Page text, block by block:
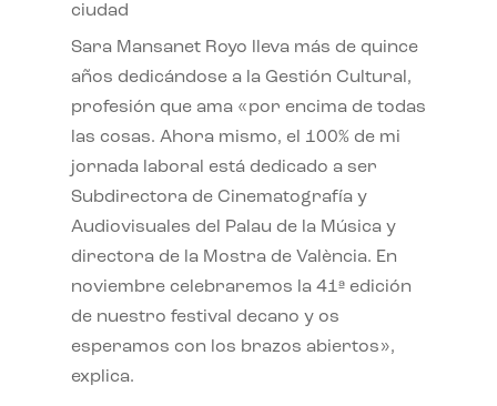
ciudad
Sara Mansanet Royo lleva más de quince
años dedicándose a la Gestión Cultural,
profesión que ama «por encima de todas
las cosas. Ahora mismo, el 100% de mi
jornada laboral está dedicado a ser
Subdirectora de Cinematografía y
Audiovisuales del Palau de la Música y
directora de la Mostra de València. En
noviembre celebraremos la 41ª edición
de nuestro festival decano y os
esperamos con los brazos abiertos»,
explica.